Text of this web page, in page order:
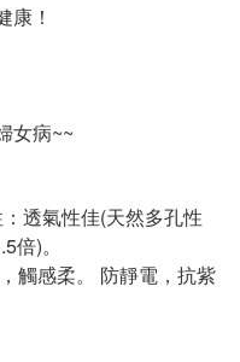
康！
女病~~
透氣性佳(天然多孔性
)。
觸感柔。 防靜電，抗紫